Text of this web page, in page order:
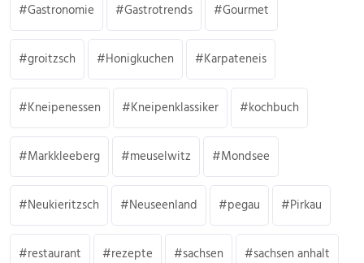
Gastronomie Gastrotrends Gourmet
groitzsch Honigkuchen Karpateneis
Kneipenessen Kneipenklassiker kochbuch
Markkleeberg meuselwitz Mondsee
Neukieritzsch Neuseenland pegau Pirkau
restaurant rezepte sachsen sachsen anhalt